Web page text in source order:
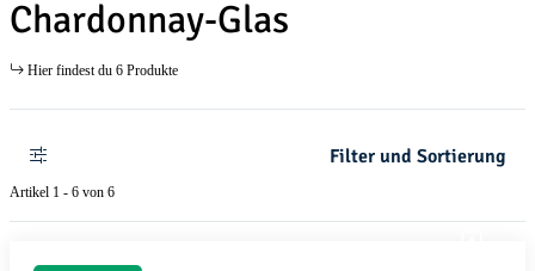
Chardonnay-Glas
Hier findest du 6 Produkte
Filter und Sortierung
Artikel 1 - 6 von 6